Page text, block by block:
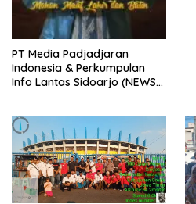
PT Media Padjadjaran
Indonesia & Perkumpulan
Info Lantas Sidoarjo (NEWS
2026 M